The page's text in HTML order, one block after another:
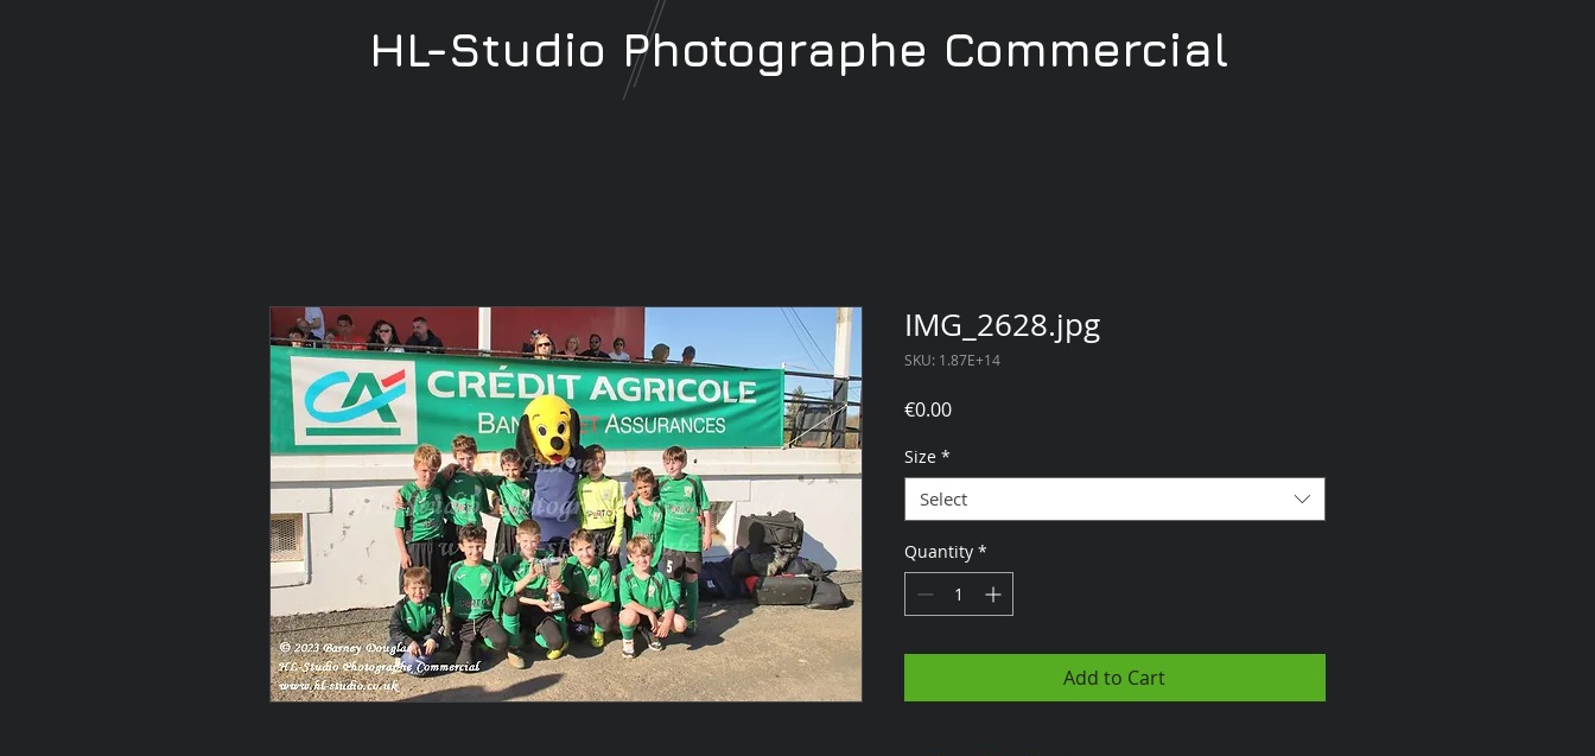
IMG_2628.jpg
SKU: 1.87E+14
€0.00Price
Size *
Select
Quantity *
Add to Cart
HL-Studio Photographe Commercial